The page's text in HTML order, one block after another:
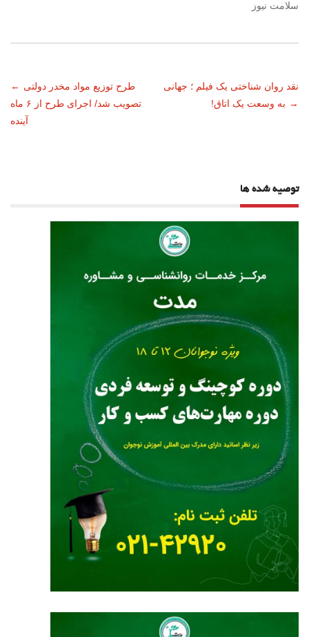
سلامت نیوز
ناوبری
نوشته
← طرح توزیع مواد مخدر دولتی
تصویب شد/ اجرای طرح از ۶ ماه
آینده
نقد روان شناختی یک فیلم ؛ جهانی
به وسعت یک اتاق! →
توصیه شده ها